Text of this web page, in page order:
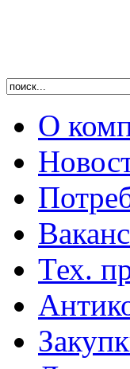
О
Тех.